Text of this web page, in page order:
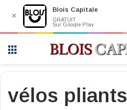
vélos pliants
✕
Blois Capitale
GRATUIT
Sur Google Play